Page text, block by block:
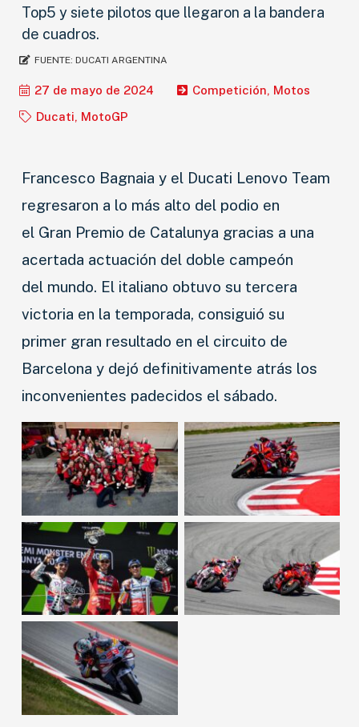
Top5 y siete pilotos que llegaron a la bandera
de cuadros.
FUENTE: DUCATI ARGENTINA
27 de mayo de 2024 Competición, Motos
Ducati, MotoGP
Francesco Bagnaia y el Ducati Lenovo Team
regresaron a lo más alto del podio en
el Gran Premio de Catalunya gracias a una
acertada actuación del doble campeón
del mundo. El italiano obtuvo su tercera
victoria en la temporada, consiguió su
primer gran resultado en el circuito de
Barcelona y dejó definitivamente atrás los
inconvenientes padecidos el sábado.